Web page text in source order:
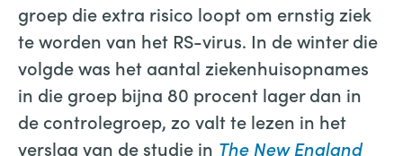
groep die extra risico loopt om ernstig ziek
te worden van het RS-virus. In de winter die
volgde was het aantal ziekenhuisopnames
in die groep bijna 80 procent lager dan in
de controlegroep, zo valt te lezen in het
verslag van de studie in The New England